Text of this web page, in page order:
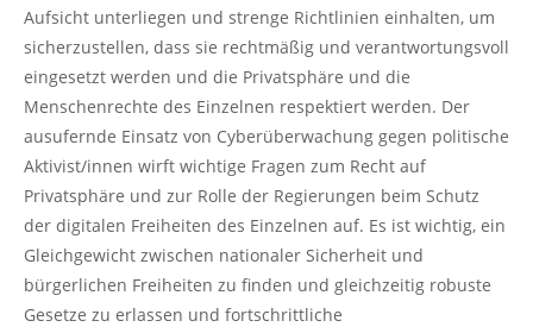
Aufsicht unterliegen und strenge Richtlinien einhalten, um
sicherzustellen, dass sie rechtmäßig und verantwortungsvoll
eingesetzt werden und die Privatsphäre und die
Menschenrechte des Einzelnen respektiert werden. Der
ausufernde Einsatz von Cyberüberwachung gegen politische
Aktivist/innen wirft wichtige Fragen zum Recht auf
Privatsphäre und zur Rolle der Regierungen beim Schutz
der digitalen Freiheiten des Einzelnen auf. Es ist wichtig, ein
Gleichgewicht zwischen nationaler Sicherheit und
bürgerlichen Freiheiten zu finden und gleichzeitig robuste
Gesetze zu erlassen und fortschrittliche